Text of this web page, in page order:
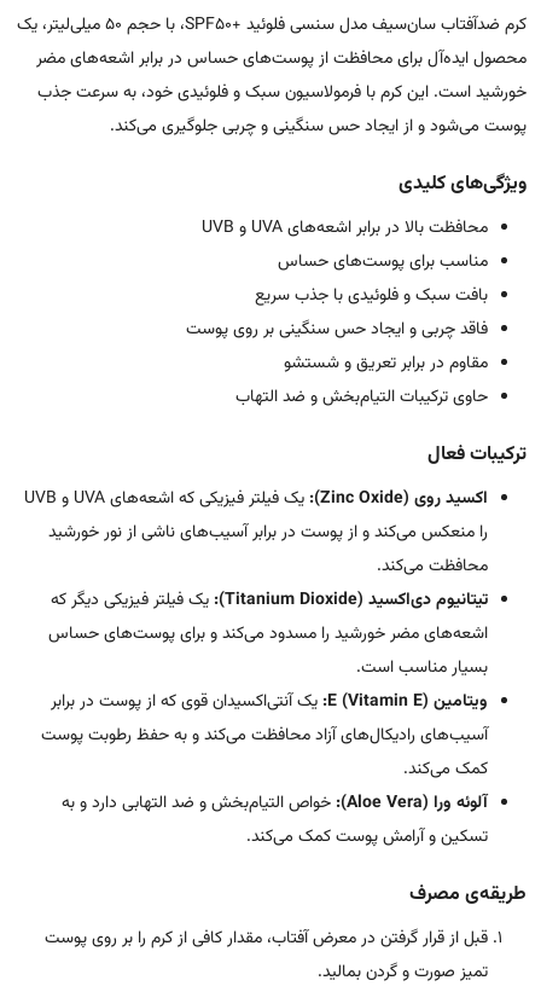
کرم ضدآفتاب سان‌سیف مدل سنسی فلوئید +SPF50، با حجم 50 میلی‌لیتر، یک
محصول ایده‌آل برای محافظت از پوست‌های حساس در برابر اشعه‌های مضر
خورشید است. این کرم با فرمولاسیون سبک و فلوئیدی خود، به سرعت جذب
پوست می‌شود و از ایجاد حس سنگینی و چربی جلوگیری می‌کند.
ویژگی‌های کلیدی
محافظت بالا در برابر اشعه‌های UVA و UVB
مناسب برای پوست‌های حساس
بافت سبک و فلوئیدی با جذب سریع
فاقد چربی و ایجاد حس سنگینی بر روی پوست
مقاوم در برابر تعریق و شستشو
حاوی ترکیبات التیام‌بخش و ضد التهاب
ترکیبات فعال
اکسید روی (Zinc Oxide):
یک فیلتر فیزیکی که اشعه‌های UVA و UVB
را منعکس می‌کند و از پوست در برابر آسیب‌های ناشی از نور خورشید
محافظت می‌کند.
تیتانیوم دی‌اکسید (Titanium Dioxide):
یک فیلتر فیزیکی دیگر که
اشعه‌های مضر خورشید را مسدود می‌کند و برای پوست‌های حساس
بسیار مناسب است.
ویتامین E (Vitamin E):
یک آنتی‌اکسیدان قوی که از پوست در برابر
آسیب‌های رادیکال‌های آزاد محافظت می‌کند و به حفظ رطوبت پوست
کمک می‌کند.
آلوئه ورا (Aloe Vera):
خواص التیام‌بخش و ضد التهابی دارد و به
تسکین و آرامش پوست کمک می‌کند.
طریقه‌ی مصرف
قبل از قرار گرفتن در معرض آفتاب، مقدار کافی از کرم را بر روی پوست
تمیز صورت و گردن بمالید.